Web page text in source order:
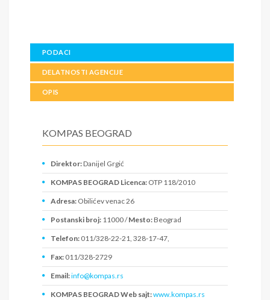
PODACI
DELATNOSTI AGENCIJE
OPIS
KOMPAS BEOGRAD
Direktor: Danijel Grgić
KOMPAS BEOGRAD Licenca: OTP 118/2010
Adresa: Obilićev venac 26
Postanski broj: 11000 /Mesto: Beograd
Telefon: 011/328-22-21, 328-17-47,
Fax: 011/328-2729
Email:info@kompas.rs
KOMPAS BEOGRAD Web sajt:www.kompas.rs